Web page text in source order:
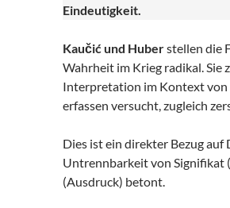
Eindeutigkeit.
Kaučić und Huberstellen die
Wahrheit im Krieg radikal. Sie
Interpretation im Kontext von
erfassen versucht, zugleich
Dies ist ein direkter Bezug
Untrennbarkeit von Signifikat
(Ausdruck) betont.